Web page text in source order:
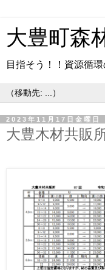
大豊町森
目指そう！！資源循
2023年11月17日金曜日
大豊木材共販